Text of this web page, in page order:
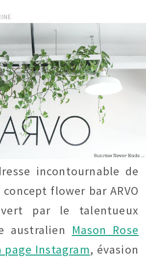
incontournable de
flower bar ARVO
par le talentueux
australien Mason Rose
page Instagram, évasion